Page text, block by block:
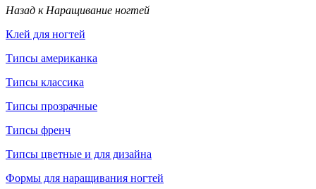
Назад к Наращивание ногтей
Клей для ногтей
Типсы американка
Типсы классика
Типсы прозрачные
Типсы френч
Типсы цветные и для дизайна
Формы для наращивания ногтей